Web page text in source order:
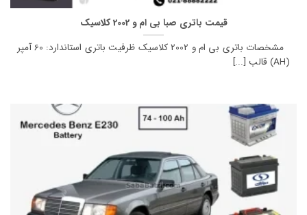
قیمت باتری صبا بی ام و 2002 کلاسیک
مشخصات باتری بی ام و 2002 کلاسیک ظرفیت باتری استاندارد: 60 آمپر
(AH) قالب [...]